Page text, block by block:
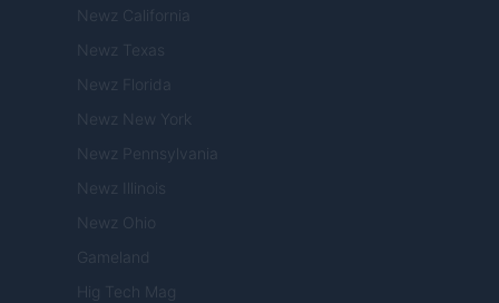
Newz California
Newz Texas
Newz Florida
Newz New York
Newz Pennsylvania
Newz Illinois
Newz Ohio
Gameland
Hig Tech Mag